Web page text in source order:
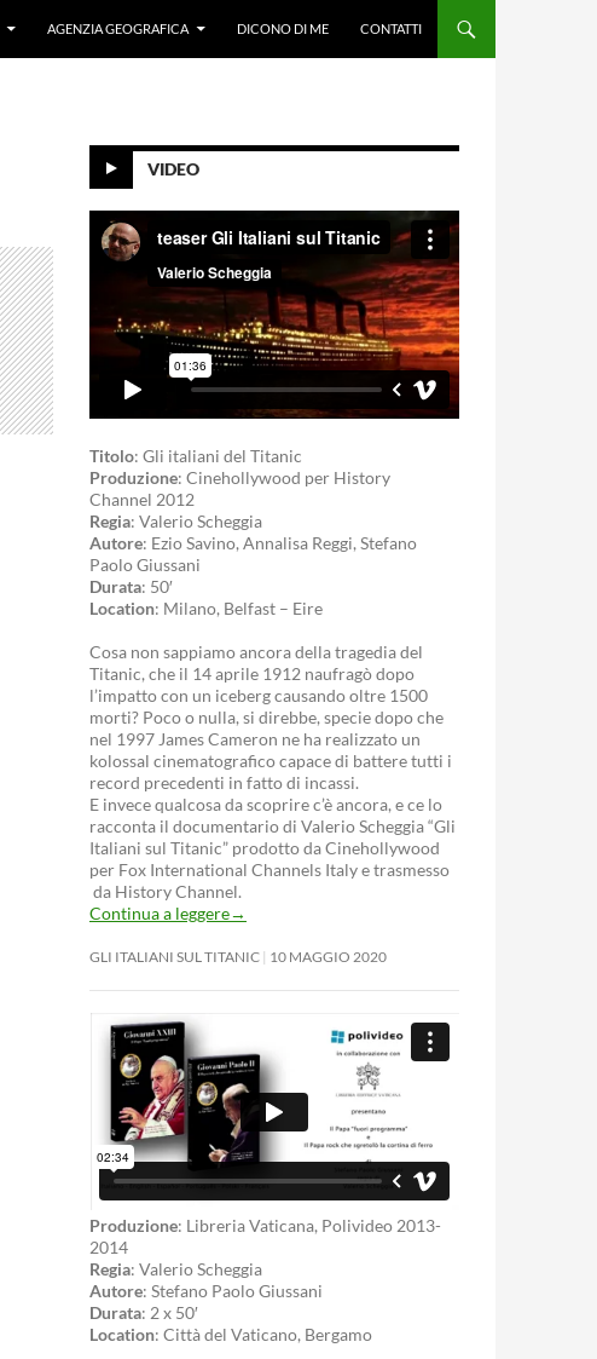
AGENZIA GEOGRAFICA DICONO DI ME CONTATTI
VIDEO
Titolo: Gli italiani del Titanic
Produzione: Cinehollywood per History
Channel 2012
Regia: Valerio Scheggia
Autore: Ezio Savino, Annalisa Reggi, Stefano
Paolo Giussani
Durata: 50′
Location: Milano, Belfast – Eire
Cosa non sappiamo ancora della tragedia del
Titanic, che il 14 aprile 1912 naufragò dopo
l’impatto con un iceberg causando oltre 1500
morti? Poco o nulla, si direbbe, specie dopo che
nel 1997 James Cameron ne ha realizzato un
kolossal cinematografico capace di battere tutti i
record precedenti in fatto di incassi.
E invece qualcosa da scoprire c’è ancora, e ce lo
racconta il documentario di Valerio Scheggia “Gli
Italiani sul Titanic” prodotto da Cinehollywood
per Fox International Channels Italy e trasmesso
da History Channel.
Continua a leggere→
GLI ITALIANI SUL TITANIC 10 MAGGIO 2020
Produzione: Libreria Vaticana, Polivideo 2013-
2014
Regia: Valerio Scheggia
Autore: Stefano Paolo Giussani
Durata: 2 x 50′
Location: Città del Vaticano, Bergamo